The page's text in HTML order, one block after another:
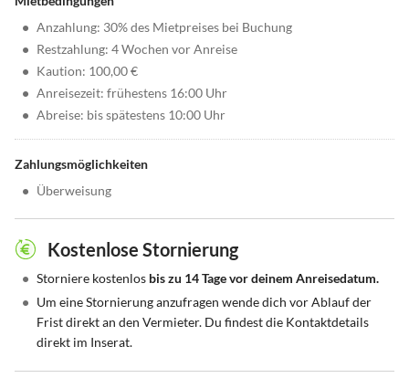
• Anzahlung: 30% des Mietpreises bei Buchung
• Restzahlung: 4 Wochen vor Anreise
• Kaution: 100,00 €
• Anreisezeit: frühestens 16:00 Uhr
• Abreise: bis spätestens 10:00 Uhr
Zahlungsmöglichkeiten
• Überweisung
Kostenlose Stornierung
• Storniere kostenlos bis zu 14 Tage vor deinem Anreisedatum.
• Um eine Stornierung anzufragen wende dich vor Ablauf der
Frist direkt an den Vermieter. Du findest die Kontaktdetails
direkt im Inserat.